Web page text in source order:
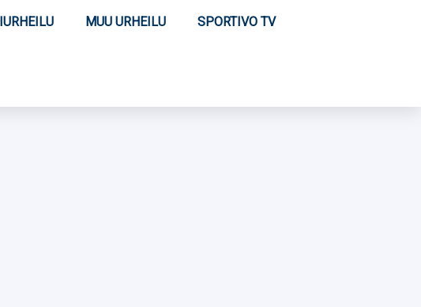
MUU URHEILU SPORTIVO TV